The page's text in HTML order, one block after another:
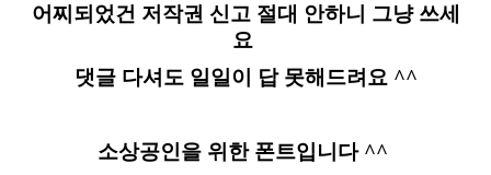
어찌되었건 저작권 신고 절대 안하니 그냥 쓰세
요
댓글 다셔도 일일이 답 못해드려요 ^^
소상공인을 위한 폰트입니다 ^^